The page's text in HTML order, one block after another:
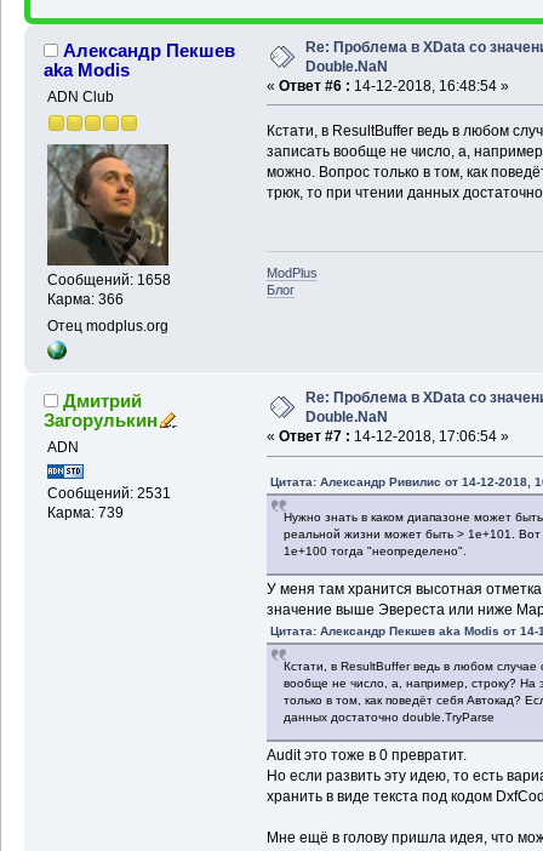
Александр Пекшев
aka Modis
ADN Club
Сообщений: 1658
Карма: 366
Отец modplus.org
Re: Проблема в XData со
Double.NaN
« Ответ #6 : 14-12-2018, 16:48:54 »
Кстати, в ResultBuffer ведь в любом
записать вообще не число, а,
можно. Вопрос только в том, как
трюк, то при чтении данных
ModPlus
Блог
Дмитрий
Загорулькин
ADN
Сообщений: 2531
Карма: 739
Re: Проблема в XData со
Double.NaN
« Ответ #7 : 14-12-2018, 17:06:54 »
Цитата: Александр Ривилис от 14-12-2018,
Нужно знать в каком диапазоне может
реальной жизни может быть > 1e+101. Вот
1e+100 тогда "неопределено".
У меня там хранится высотная
значение выше Эвереста или ниже
Цитата: Александр Пекшев aka Modis от 14-
Кстати, в ResultBuffer ведь в любом случае
вообще не число, а, например, строку? На
только в том, как поведёт себя Автокад?
данных достаточно double.TryParse
Audit это тоже в 0 превратит.
Но если развить эту идею, то есть
хранить в виде текста под кодом
Мне ещё в голову пришла идея, что